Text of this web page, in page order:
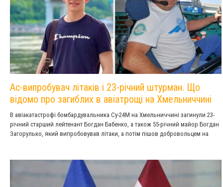
Ас-випробувач літаків і 23-річний штурман. Що
відомо про загиблих в авіатрощі на Хмельниччині
В авіакатастрофі бомбардувальника Су-24М на Хмельниччині загинули 23-
річний старший лейтенант Богдан Бабенко, а також 55-річний майор Богдан
Загорулько, який випробовував літаки, а потім пішов добровольцем на